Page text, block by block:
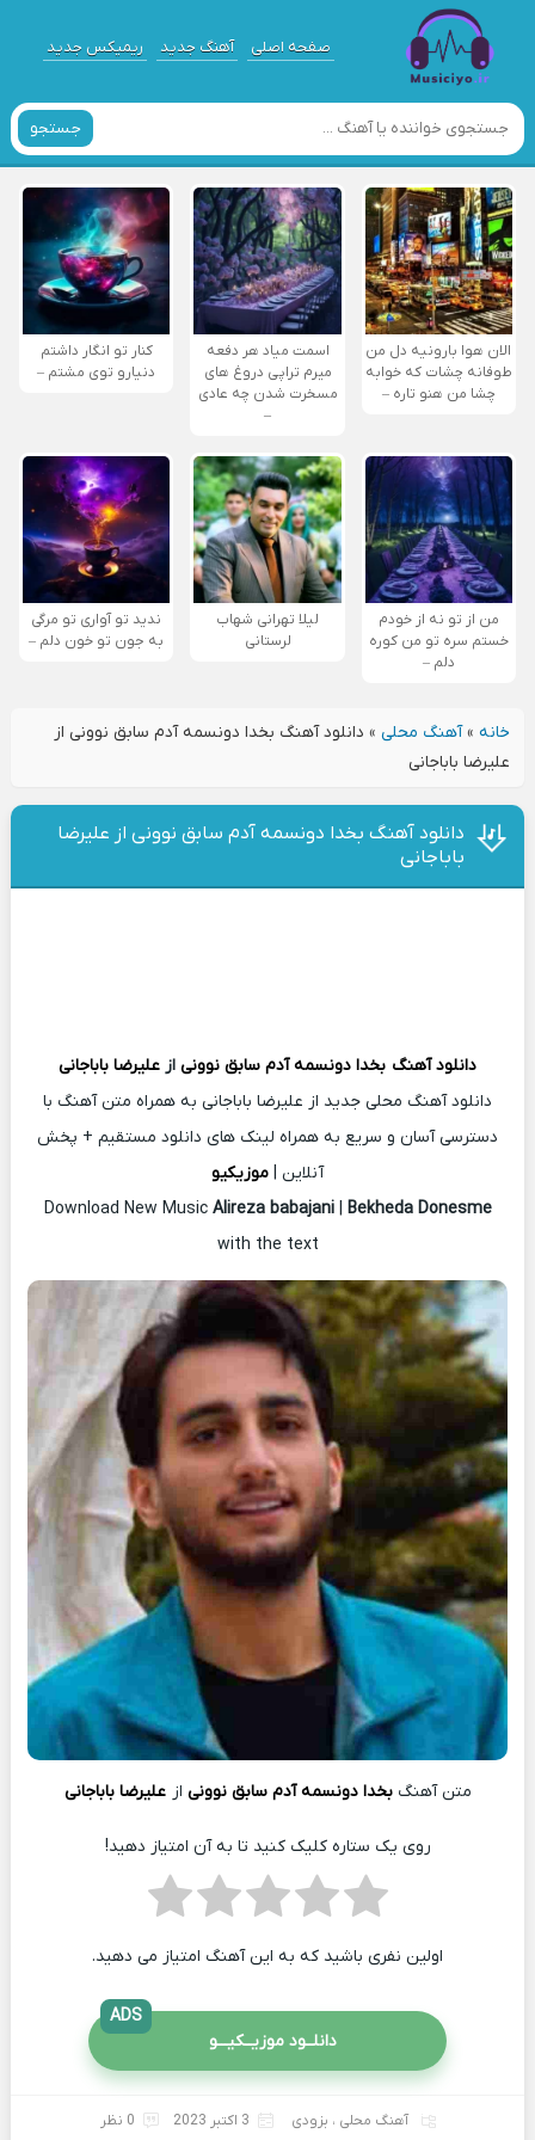
صفحه اصلی آهنگ جدید ریمیکس جدید
جستجو
الان هوا بارونیه دل من
طوفانه چشات که خوابه
چشا من هنو تاره –
اسمت میاد هر دفعه
میرم تراپی دروغ‌ های
مسخرت شدن چه عادی
–
کنار تو انگار داشتم
دنیارو توی مشتم –
من از تو نه از خودم
خستم سره تو من کوره
دلم –
لیلا تهرانی شهاب
لرستانی
ندید تو آواری تو مرگی
به جون تو خون دلم –
خانه»آهنگ محلی» دانلود آهنگ بخدا دونسمه آدم سابق نوونی از
علیرضا باباجانی
دانلود آهنگ بخدا دونسمه آدم سابق نوونی از علیرضا
باباجانی
دانلود آهنگ بخدا دونسمه آدم سابق نوونی از علیرضا باباجانی
دانلود آهنگ محلی جدید از علیرضا باباجانی به همراه متن آهنگ با
دسترسی آسان و سریع به همراه لینک های دانلود مستقیم + پخش
آنلاین | موزیکیو
Download New Music Alireza babajani| Bekheda Donesme
with the text
متن آهنگبخدا دونسمه آدم سابق نوونی از علیرضا باباجانی
روی یک ستاره کلیک کنید تا به آن امتیاز دهید!
اولین نفری باشید که به این آهنگ امتیاز می دهید.
دانلــود موزیــکیـــو
ADS
آهنگ محلی ، بزودی 3 اکتبر 2023 0 نظر